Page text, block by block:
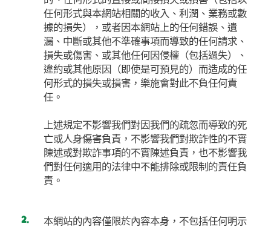
任何形式與本網站相關的收入、利潤、業務或數
據的損失），或者因本網站上的任何錯誤、遺
漏、中斷或其他不準確事項而導致的任何請求、
損失或傷害、或其他任何因侵權（包括過失）、
違約或其他原因（即使是可預見的）而造成的任
何形式的損失或損害，樂施會對此不負任何責
任。
上述規定不影響我們對因我們的疏忽而導致的死
亡或人身傷害負責，不影響我們對欺詐性的不實
陳述或對欺詐事項的不實陳述負責，也不影響我
們對任何適用的法律中不能排除或限制的責任負
責。
本網站的內容僅限於內容本身，不包括任何明示